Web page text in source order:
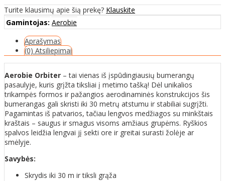
Turite klausimų apie šią prekę? Klauskite
Gamintojas: Aerobie
Aprašymas
(0) Atsiliepimai
Aerobie Orbiter – tai vienas iš įspūdingiausių bumerangų
pasaulyje, kuris grįžta tiksliai į metimo tašką! Dėl unikalios
trikampės formos ir pažangios aerodinaminės konstrukcijos šis
bumerangas gali skristi iki 30 metrų atstumu ir stabiliai sugrįžti.
Pagamintas iš patvarios, tačiau lengvos medžiagos su minkštais
kraštais – saugus ir smagus visoms amžiaus grupėms. Ryškios
spalvos leidžia lengvai jį sekti ore ir greitai surasti žolėje ar
smėlyje.
Savybės:
Skrydis iki 30 m ir tiksli grąža